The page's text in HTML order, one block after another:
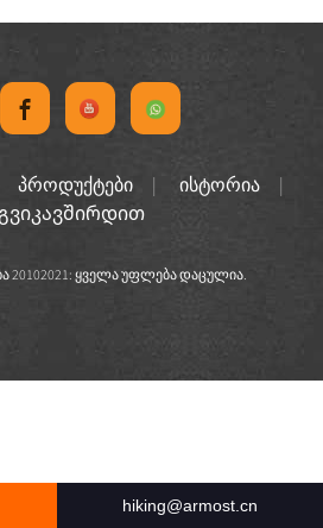
პროდუქტები
ისტორია
20102021: ყველა უფლება დაცულია.
hiking@armost.cn